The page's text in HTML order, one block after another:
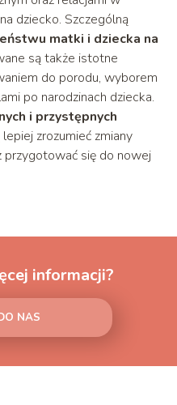
dziecko. Szczególną
matki i dziecka na
są także istotne
do porodu, wyborem
po narodzinach dziecka.
i przystępnych
zrozumieć zmiany
przygotować się do nowej
informacji?
NAS